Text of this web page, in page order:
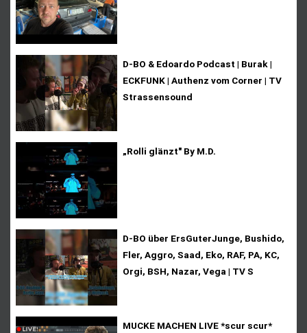
D-BO & Edoardo Podcast | Burak |
ECKFUNK | Authenz vom Corner | TV
Strassensound
„Rolli glänzt" By M.D.
D-BO über ErsGuterJunge, Bushido,
Fler, Aggro, Saad, Eko, RAF, PA, KC,
Orgi, BSH, Nazar, Vega | TV S
MUCKE MACHEN LIVE *scur scur*